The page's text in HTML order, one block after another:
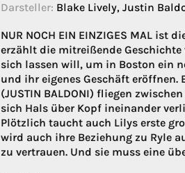
Darsteller: Blake Lively, Justin
NUR NOCH EIN EINZIGES MAL
erzählt die mitreißende Geschichte
sich lassen will, um in Boston ein
und ihr eigenes Geschäft
(JUSTIN BALDONI) fliegen
sich Hals über Kopf ineinander
Plötzlich taucht auch Lilys erste
wird auch ihre Beziehung zu Ryle
zu vertrauen. Und sie muss eine